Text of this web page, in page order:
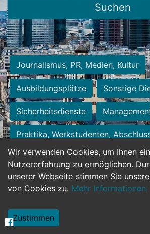
Wir verwenden Cookies, um Ihnen
Nutzererfahrung zu ermöglichen.
unserer Webseite stimmen Sie
von Cookies zu. Mehr Informationen
Zustimmen
Suchen
Journalismus, PR, Medien, Kultur
Ausbildungsplätze Sonstige
Sicherheitsdienste
Praktika, Werkstudenten,
Personalwesen Assistenz,
Hilfskräfte, Aushilfs- und
Weiterbildung, Studium, duale